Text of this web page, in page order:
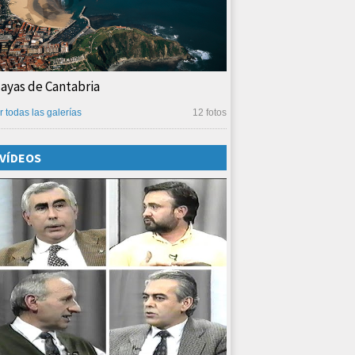
de Cantabria
12 fotos
todas las galerías
VÍDEOS